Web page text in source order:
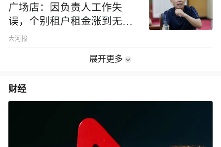
广场店：因负责人工作失
误，个别租户租金涨到无法
想象
大河报
展开更多
财经